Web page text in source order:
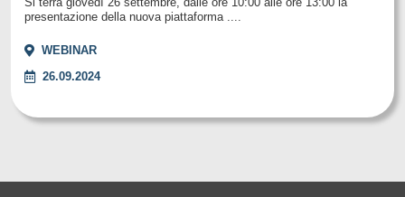
presentazione della nuova piattaforma ....
WEBINAR
26.09.2024